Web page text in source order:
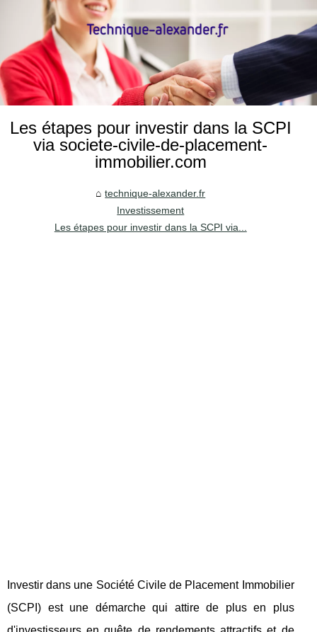
Les étapes pour investir dans la SCPI
via societe-civile-de-placement-
immobilier.com
technique-alexander.fr
Investissement
Les étapes pour investir dans la SCPI via...
Investir dans une Société Civile de Placement Immobilier
(SCPI) est une démarche qui attire de plus en plus